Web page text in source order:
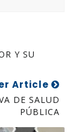
Y SU
Article
DE SALUD
PÚBLICA